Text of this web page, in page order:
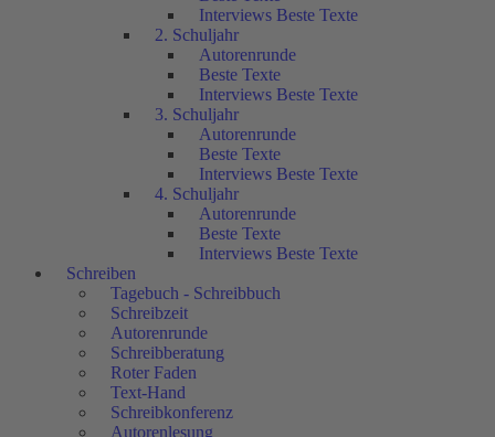
Interviews Beste Texte
2. Schuljahr
Autorenrunde
Beste Texte
Interviews Beste Texte
3. Schuljahr
Autorenrunde
Beste Texte
Interviews Beste Texte
4. Schuljahr
Autorenrunde
Beste Texte
Interviews Beste Texte
Schreiben
Tagebuch - Schreibbuch
Schreibzeit
Autorenrunde
Schreibberatung
Roter Faden
Text-Hand
Schreibkonferenz
Autorenlesung